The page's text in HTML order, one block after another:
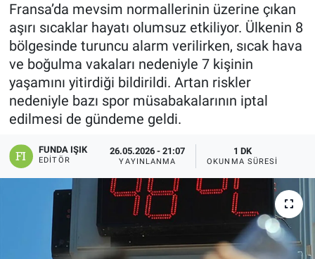
Fransa’da mevsim normallerinin üzerine çıkan
aşırı sıcaklar hayatı olumsuz etkiliyor. Ülkenin 8
bölgesinde turuncu alarm verilirken, sıcak hava
ve boğulma vakaları nedeniyle 7 kişinin
yaşamını yitirdiği bildirildi. Artan riskler
nedeniyle bazı spor müsabakalarının iptal
edilmesi de gündeme geldi.
FUNDA IŞIK
EDITÖR
26.05.2026 - 21:07
YAYINLANMA
1 DK
OKUNMA SÜRESI
ÖZEL HABER
Keşfet
ASTROLOJİ
MANŞET
RESMİ İLANLAR
İLAN
Bize ulaşın